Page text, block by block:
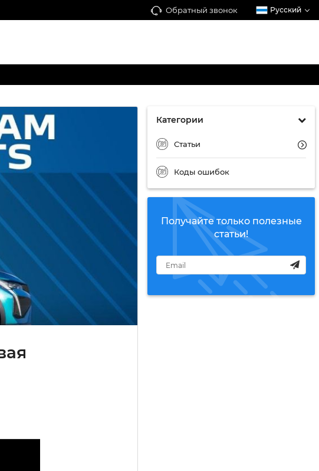
Обратный звонок Русский
Категории
Статьи
Коды ошибок
Получайте только полезные
статьи!